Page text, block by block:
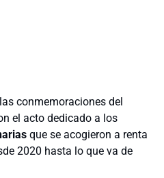
conmemoraciones del
el acto dedicado a los
que se acogieron a renta
2020 hasta lo que va de